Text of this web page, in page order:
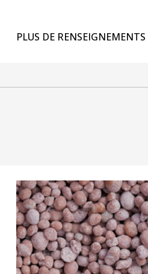
PLUS DE RENSEIGNEMENTS